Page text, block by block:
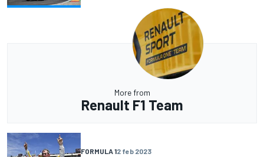
More from
Renault F1 Team
FORMULA 12 feb 2023